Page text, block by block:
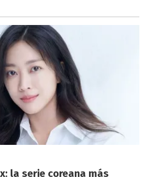
la serie coreana más